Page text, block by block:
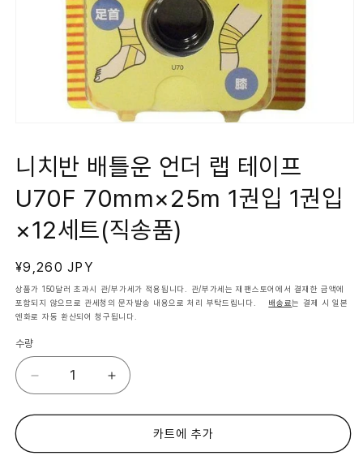
서
디
어
열
니치반 배틀운 언더 랩 테이프
U70F 70mm×25m 1권입 1권입
×12세트(직송품)
정
가
¥9,260 JPY
상품가 150달러 초과시 관/부가세가 적용됩니다. 관/부가세는 재팬스토어에서 결재한 금액에
포함되지 않으므로 관세청의 문자발송 내용으로 처리 부탁드립니다. 배송료는 결제 시 일본
엔화로 자동 환산되어 청구됩니다.
수량
치
반
틀
니
치
반
틀
카트에 추가